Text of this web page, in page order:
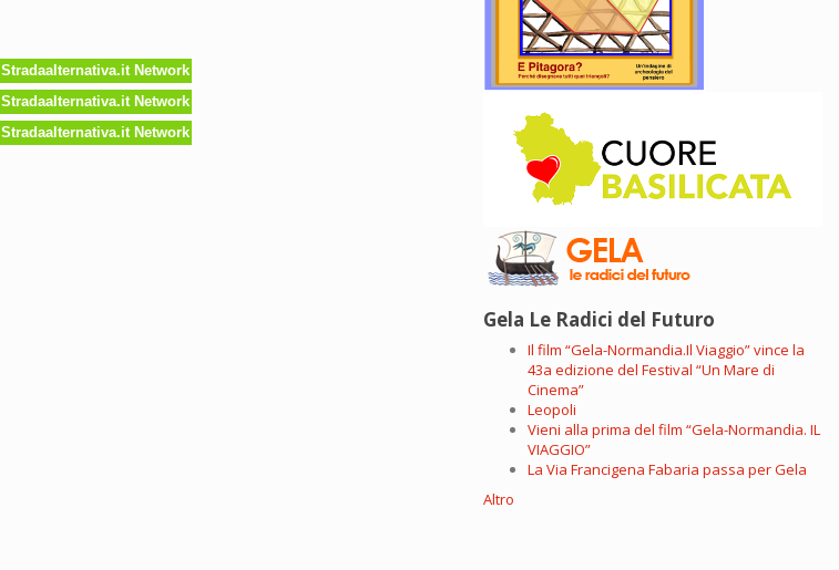
Stradaalternativa.it Network
Stradaalternativa.it Network
Stradaalternativa.it Network
Gela Le Radici del Futuro
Il film “Gela-Normandia.Il Viaggio” vince la
43a edizione del Festival “Un Mare di
Cinema”
Leopoli
Vieni alla prima del film “Gela-Normandia. IL
VIAGGIO”
La Via Francigena Fabaria passa per Gela
Altro